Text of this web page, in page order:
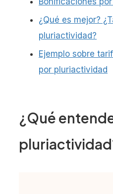
¿Qué es mejor?
pluriactividad?
Ejemplo sobre
por pluriactividad
¿Qué